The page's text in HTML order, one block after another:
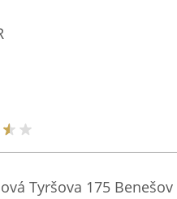
Tyršova 175 Benešov